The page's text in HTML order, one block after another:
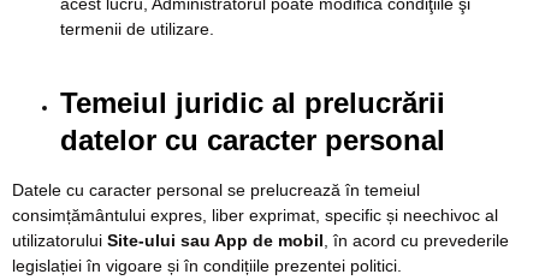
termenii de utilizare.
Temeiul juridic al prelucrării
datelor cu caracter personal
Datele cu caracter personal se prelucrează în temeiul
consimțământului expres, liber exprimat, specific și neechivoc al
utilizatorului Site-ului sau App de mobil, în acord cu prevederile
legislației în vigoare și în condițiile prezentei politici.